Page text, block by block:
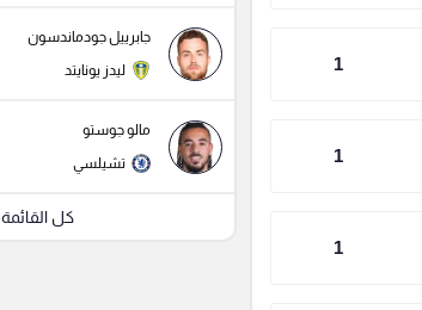
1
1
1
جابرييل جودماندسون
ليدز يونايتد
مالو جوستو
تشيلسي
كل القائمة